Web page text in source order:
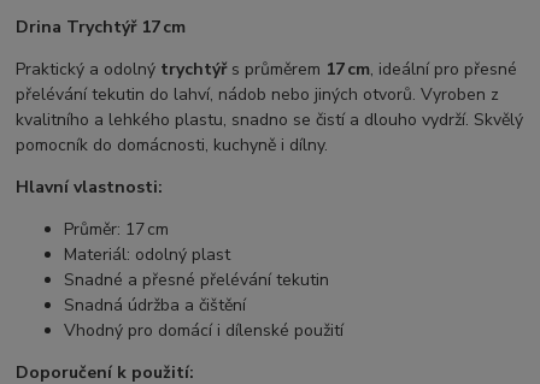
Drina Trychtýř 17 cm
Praktický a odolný trychtýřs průměrem 17 cm, ideální pro přesné
přelévání tekutin do lahví, nádob nebo jiných otvorů. Vyroben z
kvalitního a lehkého plastu, snadno se čistí a dlouho vydrží. Skvělý
pomocník do domácnosti, kuchyně i dílny.
Hlavní vlastnosti:
Průměr: 17 cm
Materiál: odolný plast
Snadné a přesné přelévání tekutin
Snadná údržba a čištění
Vhodný pro domácí i dílenské použití
Doporučení k použití: